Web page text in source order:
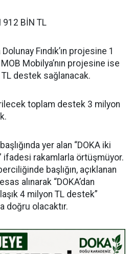
912 BİN TL
Fındık’ın projesine 1
Mobilya’nın projesine ise
destek sağlanacak.
toplam destek 3 milyon
yer alan “DOKA iki
ifadesi rakamlarla örtüşmüyor.
başlığın, açıklanan
alınarak “DOKA’dan
4 milyon TL destek”
doğru olacaktır.